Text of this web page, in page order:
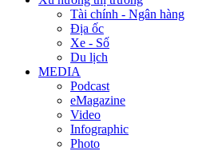
Tài chính - Ngân hàng
Địa ốc
Xe - Số
Du lịch
MEDIA
Podcast
eMagazine
Video
Infographic
Photo